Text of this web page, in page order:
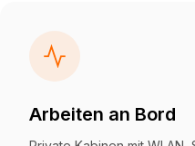
Arbeiten an Bord